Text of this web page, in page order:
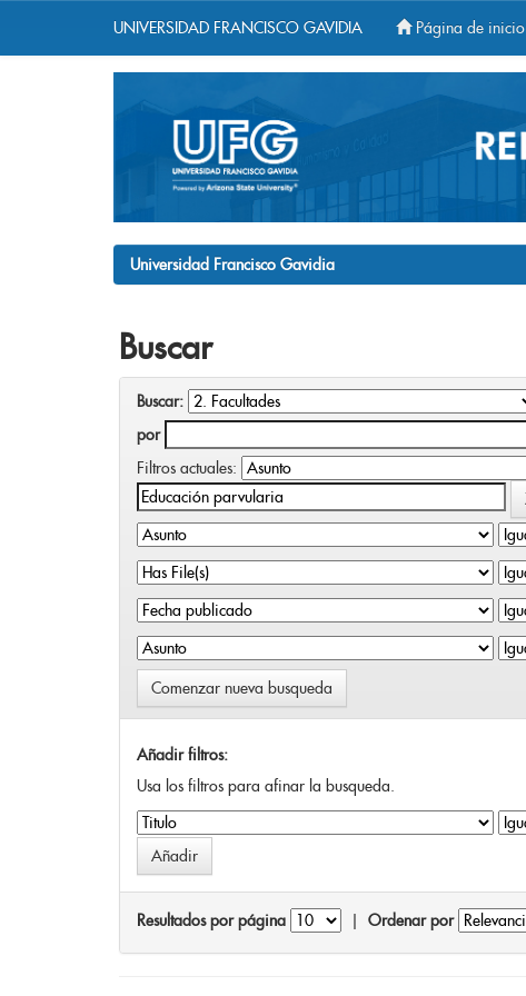
UNIVERSIDAD FRANCISCO GAVIDIA Página de inicio
Universidad Francisco Gavidia
Buscar
Buscar:
por
Filtros actuales:
Comenzar nueva busqueda
Añadir filtros:
Usa los filtros para afinar la busqueda.
Resultados por página Ordenar por